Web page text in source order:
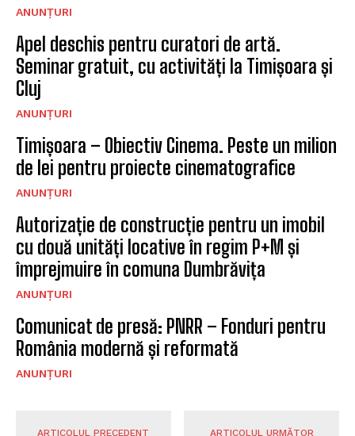
ANUNȚURI
Apel deschis pentru curatori de artă.
Seminar gratuit, cu activități la Timișoara și
Cluj
ANUNȚURI
Timișoara – Obiectiv Cinema. Peste un milion
de lei pentru proiecte cinematografice
ANUNȚURI
Autorizație de construcție pentru un imobil
cu două unități locative în regim P+M și
împrejmuire în comuna Dumbrăvița
ANUNȚURI
Comunicat de presă: PNRR – Fonduri pentru
România modernă și reformată
ANUNȚURI
ARTICOLUL PRECEDENT ARTICOLUL URMĂTOR